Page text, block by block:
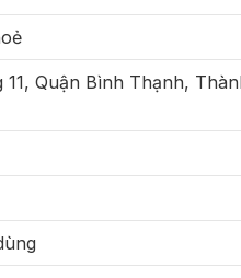
Quận Bình Thạnh,